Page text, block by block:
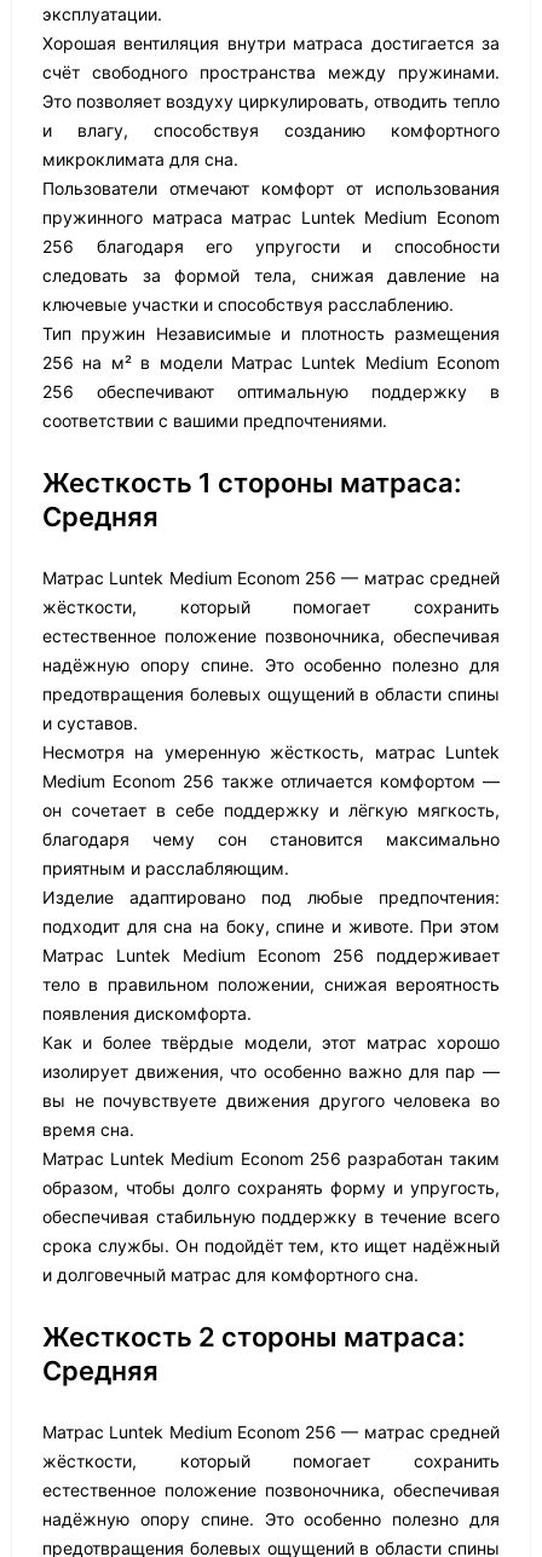
эксплуатации.
Хорошая вентиляция внутри матраса достигается за
счёт свободного пространства между пружинами.
Это позволяет воздуху циркулировать, отводить тепло
и влагу, способствуя созданию комфортного
микроклимата для сна.
Пользователи отмечают комфорт от использования
пружинного матраса матрас Luntek Medium Econom
256 благодаря его упругости и способности
следовать за формой тела, снижая давление на
ключевые участки и способствуя расслаблению.
Тип пружин Независимые и плотность размещения
256 на м² в модели Матрас Luntek Medium Econom
256 обеспечивают оптимальную поддержку в
соответствии с вашими предпочтениями.
Жесткость 1 стороны матраса:
Средняя
Матрас Luntek Medium Econom 256 — матрас средней
жёсткости, который помогает сохранить
естественное положение позвоночника, обеспечивая
надёжную опору спине. Это особенно полезно для
предотвращения болевых ощущений в области спины
и суставов.
Несмотря на умеренную жёсткость, матрас Luntek
Medium Econom 256 также отличается комфортом —
он сочетает в себе поддержку и лёгкую мягкость,
благодаря чему сон становится максимально
приятным и расслабляющим.
Изделие адаптировано под любые предпочтения:
подходит для сна на боку, спине и животе. При этом
Матрас Luntek Medium Econom 256 поддерживает
тело в правильном положении, снижая вероятность
появления дискомфорта.
Как и более твёрдые модели, этот матрас хорошо
изолирует движения, что особенно важно для пар —
вы не почувствуете движения другого человека во
время сна.
Матрас Luntek Medium Econom 256 разработан таким
образом, чтобы долго сохранять форму и упругость,
обеспечивая стабильную поддержку в течение всего
срока службы. Он подойдёт тем, кто ищет надёжный
и долговечный матрас для комфортного сна.
Жесткость 2 стороны матраса:
Средняя
Матрас Luntek Medium Econom 256 — матрас средней
жёсткости, который помогает сохранить
естественное положение позвоночника, обеспечивая
надёжную опору спине. Это особенно полезно для
предотвращения болевых ощущений в области спины